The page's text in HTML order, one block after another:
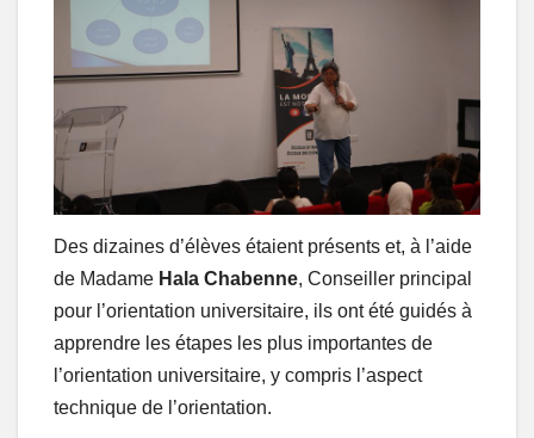
Des dizaines d’élèves étaient présents et, à l’aide
de Madame Hala Chabenne, Conseiller principal
pour l’orientation universitaire, ils ont été guidés à
apprendre les étapes les plus importantes de
l’orientation universitaire, y compris l’aspect
technique de l’orientation.